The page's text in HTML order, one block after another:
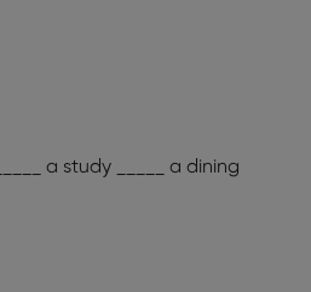
a study _____ a dining